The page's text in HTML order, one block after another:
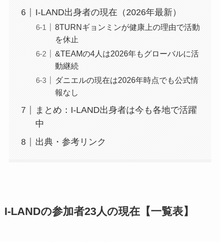
I-LAND出身者の現在（2026年最新）
8TURNギョンミンが健康上の理由で活動
を休止
&TEAMの4人は2026年もグローバルに活
動継続
ダニエルの現在は2026年時点でも公式情
報なし
まとめ：I-LAND出身者は今も各地で活躍
中
出典・参考リンク
I-LANDの参加者23人の現在【一覧表】